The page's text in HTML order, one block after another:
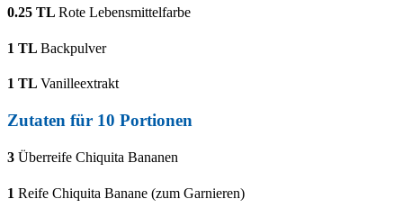
0.25 TL Rote Lebensmittelfarbe
1 TL Backpulver
1 TL Vanilleextrakt
Zutaten für 10 Portionen
3 Überreife Chiquita Bananen
1 Reife Chiquita Banane (zum Garnieren)